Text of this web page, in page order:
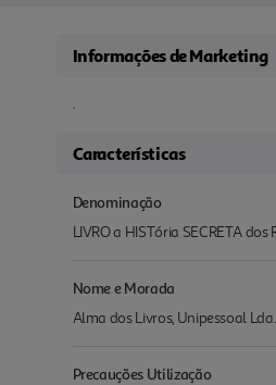
Informações de Marketing
.
Características
Denominação
LIVRO a HISTória SECRETA dos
Nome e Morada
Alma dos Livros, Unipessoal
Precauções Utilização